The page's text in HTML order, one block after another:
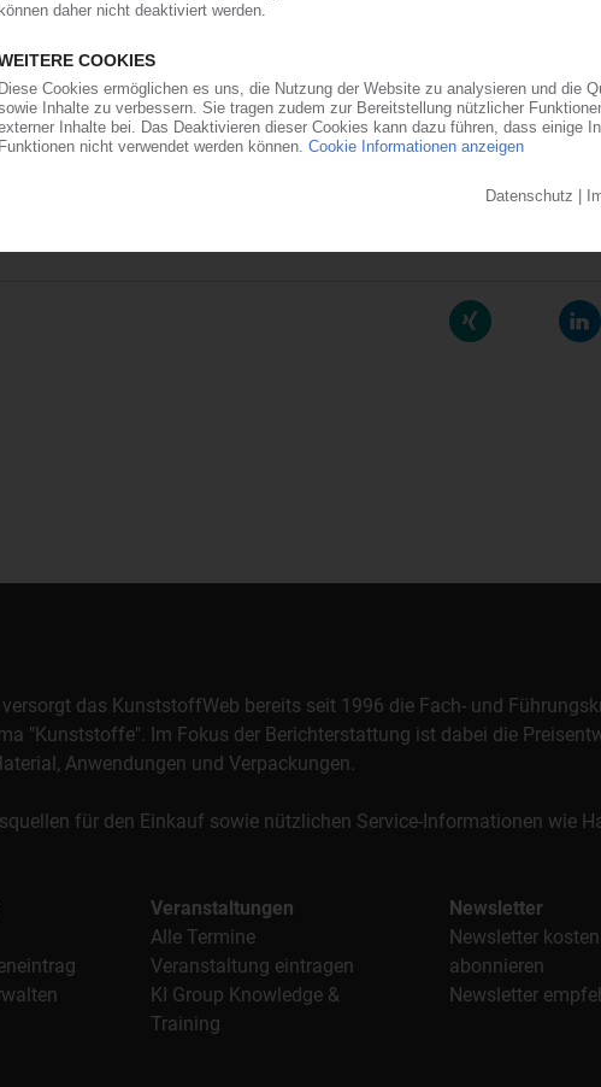
das KunststoffWeb bereits seit 1996 die Fach- und
"Kunststoffe". Im Fokus der Berichterstattung ist dabei die
Anwendungen und Verpackungen.
für den Einkauf sowie nützlichen Service-Informationen wie
Veranstaltungen
Alle Termine
Veranstaltung eintragen
KI Group Knowledge &
Training
Newsletter
Newsletter
abonnieren
Newsletter